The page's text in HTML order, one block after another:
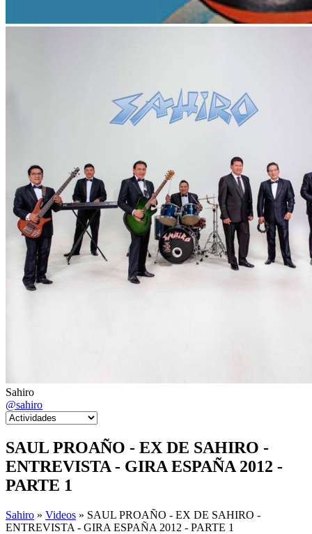
Sahiro
@sahiro
SAUL PROAÑO - EX DE SAHIRO -
ENTREVISTA - GIRA ESPAÑA 2012 -
PARTE 1
Sahiro » Videos » SAUL PROAÑO - EX DE SAHIRO -
ENTREVISTA - GIRA ESPAÑA 2012 - PARTE 1